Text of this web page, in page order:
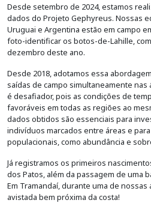
Desde setembro de 2024, estamos
dados do Projeto Gephyreus. Nossas
Uruguai e Argentina estão em campo
foto-identificar os botos-de-Lahille,
dezembro deste ano.
Desde 2018, adotamos essa
saídas de campo simultaneamente
é desafiador, pois as condições de
favoráveis em todas as regiões ao
dados obtidos são essenciais para
indivíduos marcados entre áreas e
populacionais, como abundância e
Já registramos os primeiros
dos Patos, além da passagem de uma
Em Tramandaí, durante uma de
avistada bem próxima da costa!